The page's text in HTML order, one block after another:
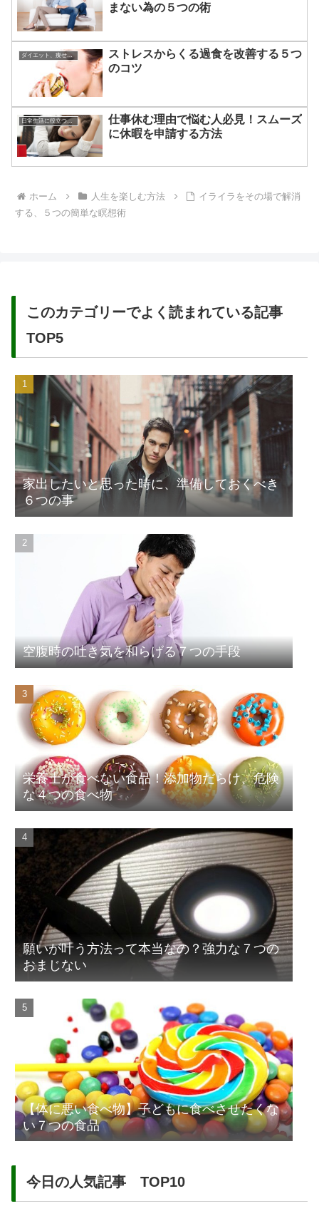
まない為の５つの術
ダイエット、痩せる方法
ストレスからくる過食を改善する５つ
のコツ
日常生活に役立つあれこれ
仕事休む理由で悩む人必見！スムーズ
に休暇を申請する方法
ホーム 人生を楽しむ方法
イライラをその場で解消
する、５つの簡単な瞑想術
このカテゴリーでよく読まれている記事
TOP5
家出したいと思った時に、準備しておくべき
６つの事
空腹時の吐き気を和らげる７つの手段
栄養士が食べない食品！添加物だらけ、危険
な４つの食べ物
願いが叶う方法って本当なの？強力な７つの
おまじない
【体に悪い食べ物】子どもに食べさせたくな
い７つの食品
今日の人気記事 TOP10